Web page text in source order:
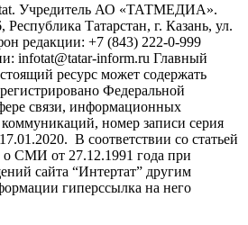
Учредитель АО «ТАТМЕДИА».
Татарстан, г. Казань, ул.
редакции: +7 (843) 222-0-999
infotat@tatar-inform.ru Главный
ресурс может содержать
Федеральной
связи, информационных
номер записи серия
В соответствии со статьей
о СМИ от 27.12.1991 года при
сайта “Интертат” другим
гиперссылка на него